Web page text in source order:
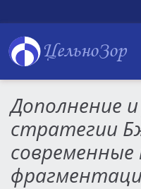
ЦельноЗор
Дополнение и
стратегии